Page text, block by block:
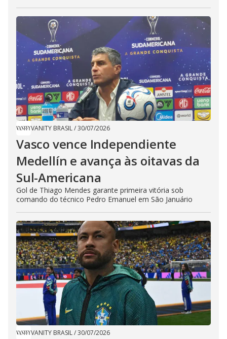
VANITY BRASIL/30/07/2026
Vasco vence Independiente
Medellín e avança às oitavas da
Sul-Americana
Gol de Thiago Mendes garante primeira vitória sob
comando do técnico Pedro Emanuel em São Januário
VANITY BRASIL/30/07/2026